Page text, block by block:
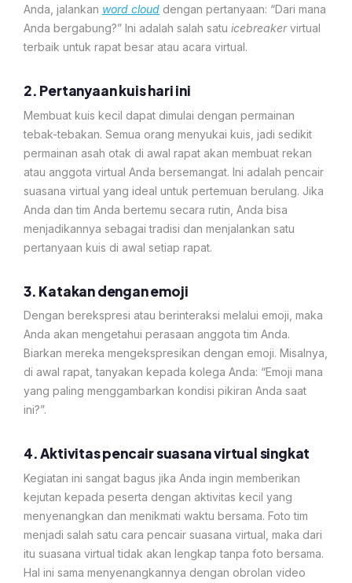
Anda, jalankan word cloud dengan pertanyaan: “Dari mana
Anda bergabung?” Ini adalah salah satu icebreakervirtual
terbaik untuk rapat besar atau acara virtual.
2. Pertanyaan kuis hari ini
Membuat kuis kecil dapat dimulai dengan permainan
tebak-tebakan. Semua orang menyukai kuis, jadi sedikit
permainan asah otak di awal rapat akan membuat rekan
atau anggota virtual Anda bersemangat. Ini adalah pencair
suasana virtual yang ideal untuk pertemuan berulang. Jika
Anda dan tim Anda bertemu secara rutin, Anda bisa
menjadikannya sebagai tradisi dan menjalankan satu
pertanyaan kuis di awal setiap rapat.
3. Katakan dengan emoji
Dengan berekspresi atau berinteraksi melalui emoji, maka
Anda akan mengetahui perasaan anggota tim Anda.
Biarkan mereka mengekspresikan dengan emoji. Misalnya,
di awal rapat, tanyakan kepada kolega Anda: “Emoji mana
yang paling menggambarkan kondisi pikiran Anda saat
ini?”.
4. Aktivitas pencair suasana virtual singkat
Kegiatan ini sangat bagus jika Anda ingin memberikan
kejutan kepada peserta dengan aktivitas kecil yang
menyenangkan dan menikmati waktu bersama. Foto tim
menjadi salah satu cara pencair suasana virtual, maka dari
itu suasana virtual tidak akan lengkap tanpa foto bersama.
Hal ini sama menyenangkannya dengan obrolan video